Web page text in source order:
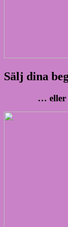
Sälj dina
… eller